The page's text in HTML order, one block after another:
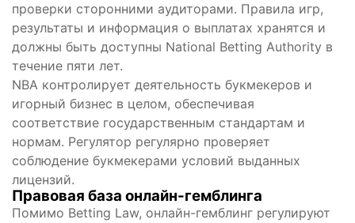
проверки сторонними аудиторами. Правила игр,
результаты и информация о выплатах хранятся и
должны быть доступны National Betting Authority в
течение пяти лет.
NBA контролирует деятельность букмекеров и
игорный бизнес в целом, обеспечивая
соответствие государственным стандартам и
нормам. Регулятор регулярно проверяет
соблюдение букмекерами условий выданных
лицензий.
Правовая база онлайн-гемблинга
Помимо Betting Law, онлайн-гемблинг регулируют